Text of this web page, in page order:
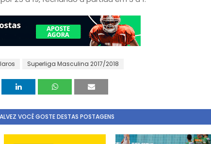
Superliga Masculina 2017/2018
VOCÊ GOSTE DESTAS POSTAGENS